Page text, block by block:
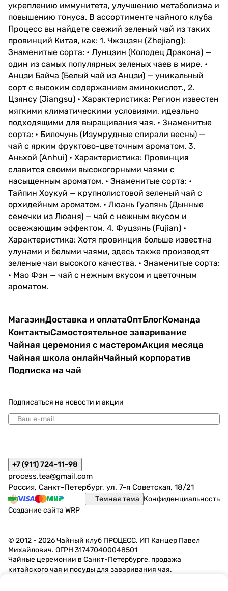
укреплению иммунитета, улучшению метаболизма и
повышению тонуса. В ассортименте чайного клуба
Процесс вы найдете свежий зеленый чай из таких
провинций Китая, как: 1. Чжэцзян (Zhejiang):
Знаменитые сорта: • Лунцзин (Колодец Дракона) —
один из самых популярных зеленых чаев в мире. •
Анцзи Байча (Белый чай из Анцзи) — уникальный
сорт с высоким содержанием аминокислот., 2.
Цзянсу (Jiangsu) • Характеристика: Регион известен
мягкими климатическими условиями, идеально
подходящими для выращивания чая. • Знаменитые
сорта: • Билочунь (Изумрудные спирали весны) —
чай с ярким фруктово-цветочным ароматом. 3.
Аньхой (Anhui) • Характеристика: Провинция
славится своими высокогорными чаями с
насыщенным ароматом. • Знаменитые сорта: •
Тайпин Хоукуй — крупнолистовой зеленый чай с
орхидейным ароматом. • Люань Гуапянь (Дынные
семечки из Люаня) — чай с нежным вкусом и
освежающим эффектом. 4. Фуцзянь (Fujian) •
Характеристика: Хотя провинция больше известна
улунами и белыми чаями, здесь также производят
зеленые чаи высокого качества. • Знаменитые сорта:
• Мао Фэн — чай с нежным вкусом и цветочным
ароматом.
МагазинДоставка и оплатаОптБлогКоманда
КонтактыСамостоятельное заваривание
Чайная церемония с мастеромАкция месяца
Чайная школа онлайнЧайный корпоратив
Подписка на чай
Подписаться на новости и акции
+7 (911) 724-11-98
process.tea@gmail.com
Россия, Санкт-Петербург, ул. 7-я Советская, 18/21
Темная тема Конфиденциальность
Создание сайта WRP
© 2012 - 2026 Чайный клуб ПРОЦЕСС. ИП Канцер Павел
Михайлович. ОГРН 317470400048501
Чайные церемонии в Санкт-Петербурге, продажа
китайского чая и посуды для заваривания чая.